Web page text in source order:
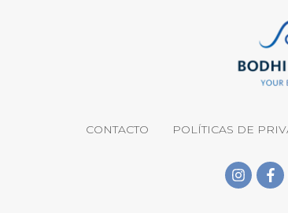
CONTACTO POLÍTICAS DE